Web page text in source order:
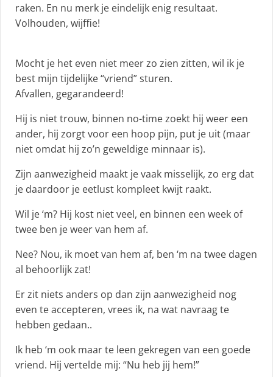
raken. En nu merk je eindelijk enig resultaat.
Volhouden, wijffie!
Mocht je het even niet meer zo zien zitten, wil ik je
best mijn tijdelijke “vriend” sturen.
Afvallen, gegarandeerd!
Hij is niet trouw, binnen no-time zoekt hij weer een
ander, hij zorgt voor een hoop pijn, put je uit (maar
niet omdat hij zo’n geweldige minnaar is).
Zijn aanwezigheid maakt je vaak misselijk, zo erg dat
je daardoor je eetlust kompleet kwijt raakt.
Wil je ‘m? Hij kost niet veel, en binnen een week of
twee ben je weer van hem af.
Nee? Nou, ik moet van hem af, ben ‘m na twee dagen
al behoorlijk zat!
Er zit niets anders op dan zijn aanwezigheid nog
even te accepteren, vrees ik, na wat navraag te
hebben gedaan..
Ik heb ‘m ook maar te leen gekregen van een goede
vriend. Hij vertelde mij: “Nu heb jij hem!”